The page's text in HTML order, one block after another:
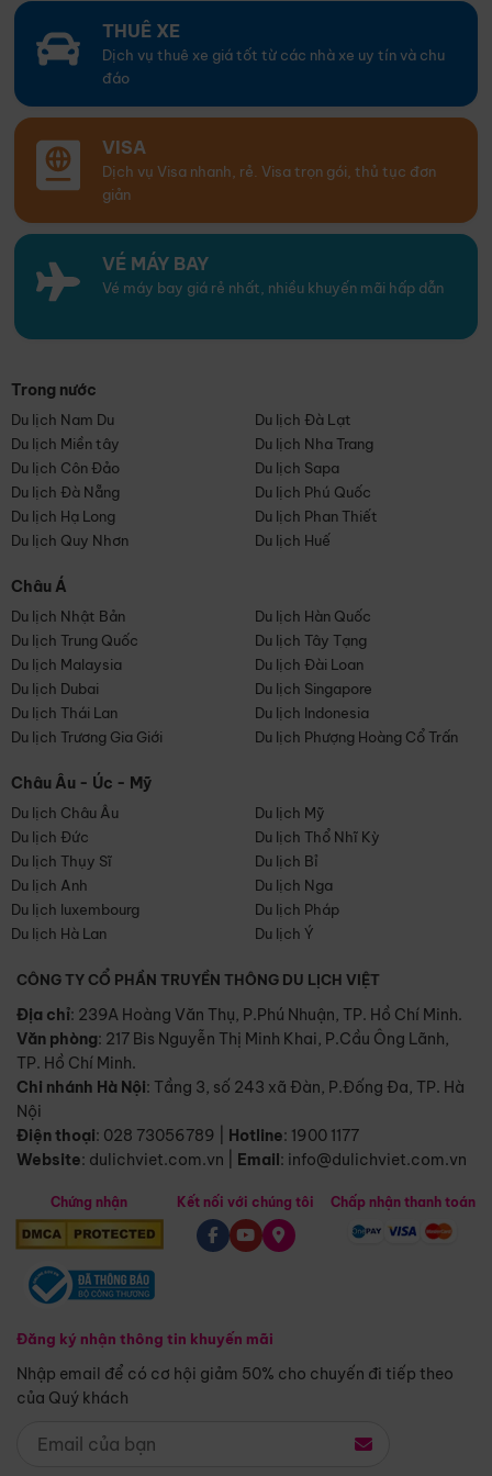
THUÊ XE
Dịch vụ thuê xe giá tốt từ các nhà xe uy tín và chu
đáo
VISA
Dịch vụ Visa nhanh, rẻ. Visa trọn gói, thủ tục đơn
giản
VÉ MÁY BAY
Vé máy bay giá rẻ nhất, nhiều khuyến mãi hấp dẫn
Trong nước
Du lịch Nam Du
Du lịch Đà Lạt
Du lịch Miền tây
Du lịch Nha Trang
Du lịch Côn Đảo
Du lịch Sapa
Du lịch Đà Nẵng
Du lịch Phú Quốc
Du lịch Hạ Long
Du lịch Phan Thiết
Du lịch Quy Nhơn
Du lịch Huế
Châu Á
Du lịch Nhật Bản
Du lịch Hàn Quốc
Du lịch Trung Quốc
Du lịch Tây Tạng
Du lịch Malaysia
Du lịch Đài Loan
Du lịch Dubai
Du lịch Singapore
Du lịch Thái Lan
Du lịch Indonesia
Du lịch Trương Gia Giới
Du lịch Phượng Hoàng Cổ Trấn
Châu Âu - Úc - Mỹ
Du lịch Châu Âu
Du lịch Mỹ
Du lịch Đức
Du lịch Thổ Nhĩ Kỳ
Du lịch Thụy Sĩ
Du lịch Bỉ
Du lịch Anh
Du lịch Nga
Du lịch luxembourg
Du lịch Pháp
Du lịch Hà Lan
Du lịch Ý
CÔNG TY CỔ PHẦN TRUYỀN THÔNG DU LỊCH VIỆT
Địa chỉ: 239A Hoàng Văn Thụ, P.Phú Nhuận, TP. Hồ Chí Minh.
Văn phòng: 217 Bis Nguyễn Thị Minh Khai, P.Cầu Ông Lãnh,
TP. Hồ Chí Minh.
Chi nhánh Hà Nội: Tầng 3, số 243 xã Đàn, P.Đống Đa, TP. Hà
Nội
Điện thoại: 028 73056789 Hotline: 1900 1177
Website: dulichviet.com.vn Email: info@dulichviet.com.vn
Chứng nhận
Đăng ký nhận thông tin khuyến mãi
Nhập email để có cơ hội giảm 50% cho chuyến đi tiếp theo
của Quý khách
Kết nối với chúng tôi Chấp nhận thanh toán